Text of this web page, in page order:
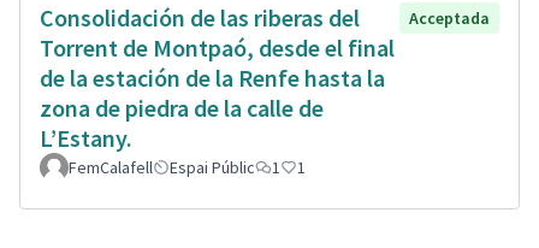
Consolidación de las riberas del
Torrent de Montpaó, desde el final
de la estación de la Renfe hasta la
zona de piedra de la calle de
L’Estany.
Acceptada
FemCalafell Espai Públic 1 1